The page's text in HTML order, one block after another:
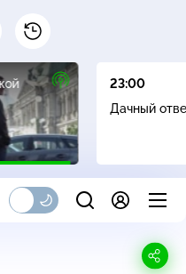
16+
23:00
Дачный